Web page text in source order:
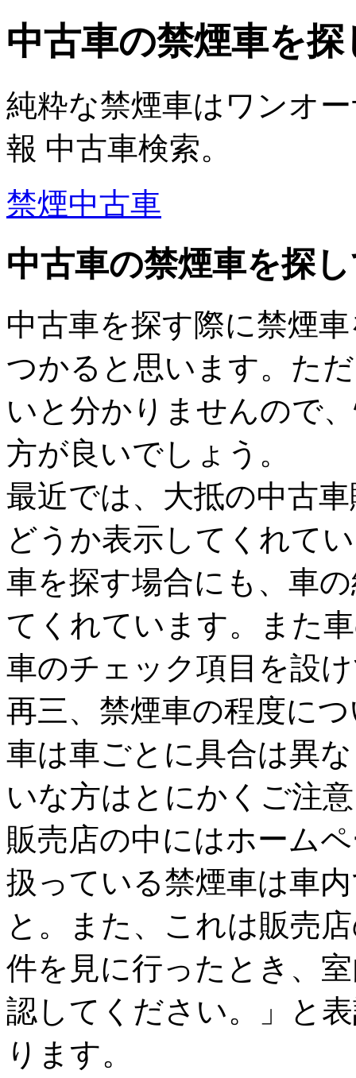
中古車の禁煙車を
純粋な禁煙車はワンオ
報 中古車検索。
禁煙中古車
中古車の禁煙車を探
中古車を探す際に禁煙
つかると思います。た
いと分かりませんので
方が良いでしょう。
最近では、大抵の中古
どうか表示してくれて
車を探す場合にも、車
てくれています。また
車のチェック項目を設
再三、禁煙車の程度に
車は車ごとに具合は異
いな方はとにかくご注
販売店の中にはホーム
扱っている禁煙車は車
と。また、これは販売
件を見に行ったとき、
認してください。」と
ります。